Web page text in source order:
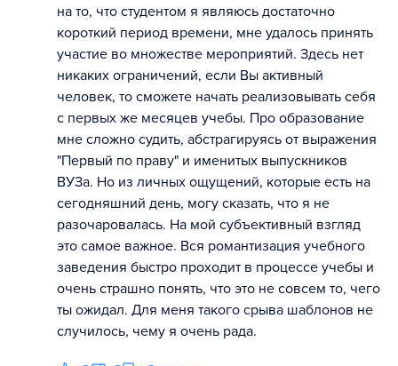
на то, что студентом я являюсь достаточно
короткий период времени, мне удалось принять
участие во множестве мероприятий. Здесь нет
никаких ограничений, если Вы активный
человек, то сможете начать реализовывать себя
с первых же месяцев учебы. Про образование
мне сложно судить, абстрагируясь от выражения
"Первый по праву" и именитых выпускников
ВУЗа. Но из личных ощущений, которые есть на
сегодняшний день, могу сказать, что я не
разочаровалась. На мой субъективный взгляд
это самое важное. Вся романтизация учебного
заведения быстро проходит в процессе учебы и
очень страшно понять, что это не совсем то, чего
ты ожидал. Для меня такого срыва шаблонов не
случилось, чему я очень рада.